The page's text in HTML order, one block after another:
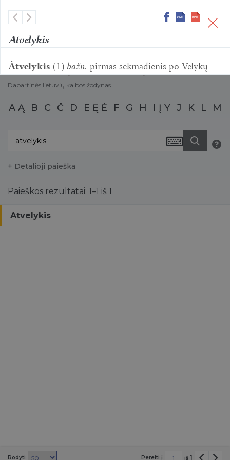
Dabartinės lietuvių kalbos žodynas
E. KALBA E. žodynai
Vienakalbiai žodynai
Dabartinės lietuvių kalbos žodynas
A Ą B C Č D E Ę Ė F G H I Į Y J K L M
+ Detalioji paieška
Atvelykis
Ãtvelykis (1) bažn. pirmas sekmadienis po Velykų
Paieškos rezultatai: 1–1 iš 1
Atvelykis
Rodyti Pereiti į iš 1